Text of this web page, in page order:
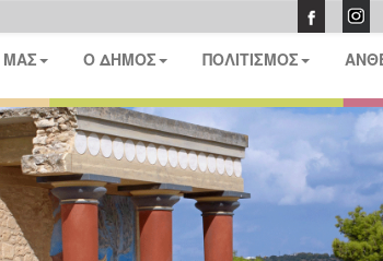
Ο ΔΗΜΟΣ ΠΟΛΙΤΙΣΜΟΣ